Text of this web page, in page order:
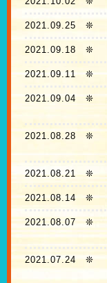
2021.09.25 ❊
2021.09.18 ❊
2021.09.11❊
2021.09.04 ❊
2021.08.28 ❊
2021.08.21 ❊
2021.08.14❊
2021.08.07❊
2021.07.24 ❊